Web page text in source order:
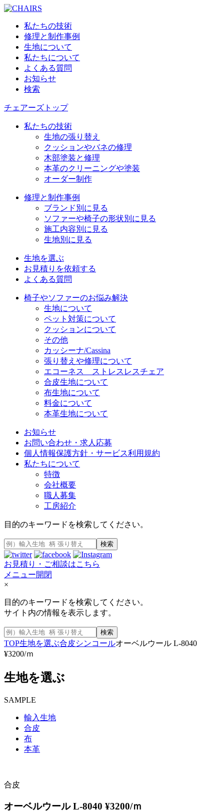
私たちの技術
修理と制作事例
生地について
私たちについて
よくある質問
お知らせ
検索
チェアーズトップ
私たちの技術
生地の張り替え
クッションやバネの修理
木部塗装と修理
本革のクリーニングや塗装
オーダー制作
修理と制作事例
ブランド別に見る
ソファーや椅子の形状別に見る
施工内容別に見る
生地別に見る
生地を選ぶ
お見積りを依頼する
よくある質問
椅子やソファーのお悩み解決
生地について
ペット対策について
クッションについて
その他
カッシーナ/Cassina
張り替えや修理について
エコーネス ストレスレスチェア
合皮生地について
布生地について
料金について
本革生地について
お知らせ
お問い合わせ・求人応募
個人情報保護方針・サービス利用規約
私たちについて
特徴
会社概要
職人募集
工房紹介
目的のキーワードを検索してください。
検索
お見積り・ご相談はこちら
メニュー開閉
×
目的のキーワードを検索してください。
サイト内の情報を表示します。
検索
TOP生地を選ぶ合皮シンコールオーベルウール L-8040
¥3200/ｍ
生地を選ぶ
SAMPLE
輸入生地
合皮
布
本革
合皮
オーベルウール L-8040 ¥3200/ｍ